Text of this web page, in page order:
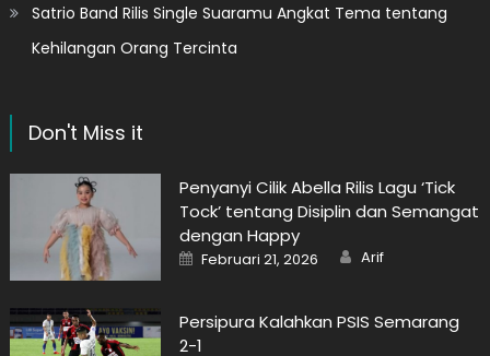
Satrio Band Rilis Single Suaramu Angkat Tema tentang
Kehilangan Orang Tercinta
Don't Miss it
Penyanyi Cilik Abella Rilis Lagu ‘Tick
Tock’ tentang Disiplin dan Semangat
dengan Happy
Posted
on
Februari 21, 2026 Author
Arif
Persipura Kalahkan PSIS Semarang
2-1